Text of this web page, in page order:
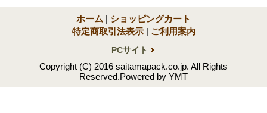
ホーム | ショッピングカート
特定商取引法表示 | ご利用案内
PCサイト
Copyright (C) 2016 saitamapack.co.jp. All Rights
Reserved.Powered by YMT